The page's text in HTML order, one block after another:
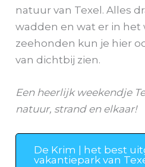
natuur van Texel. Alles
wadden en wat er in het
zeehonden kun je hier
van dichtbij zien.
Een heerlijk weekendje
natuur, strand en elkaar!
De Krim | het best
vakantiepark van